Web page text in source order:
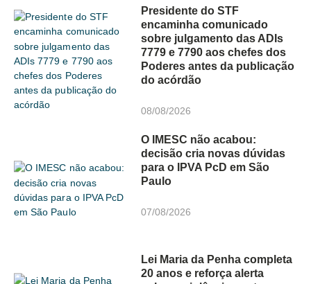
Presidente do STF
encaminha comunicado
sobre julgamento das ADIs
7779 e 7790 aos chefes dos
Poderes antes da publicação
do acórdão
08/08/2026
O IMESC não acabou:
decisão cria novas dúvidas
para o IPVA PcD em São
Paulo
07/08/2026
Lei Maria da Penha completa
20 anos e reforça alerta